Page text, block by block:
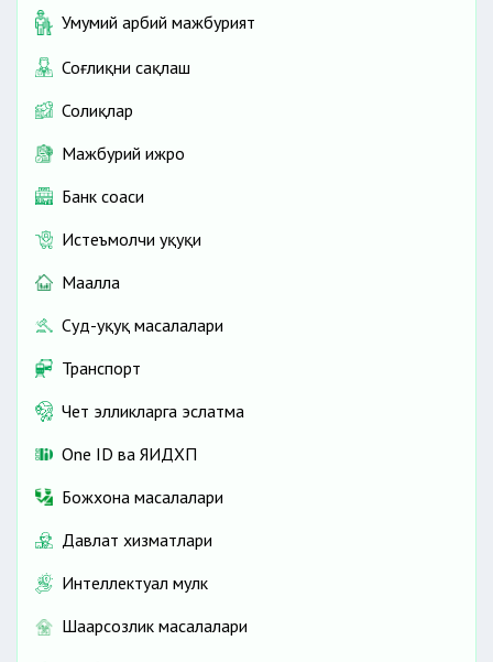
Умумий ҳарбий мажбурият
Соғлиқни сақлаш
Солиқлар
Мажбурий ижро
Банк соҳаси
Истеъмолчи ҳуқуқи
Маҳалла
Суд-ҳуқуқ масалалари
Транспорт
Чет элликларга эслатма
One ID ва ЯИДХП
Божхона масалалари
Давлат хизматлари
Интеллектуал мулк
Шаҳарсозлик масалалари